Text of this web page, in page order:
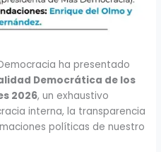
ha presentado
Democrática de los
2026, un exhaustivo
interna, la transparencia
políticas de nuestro